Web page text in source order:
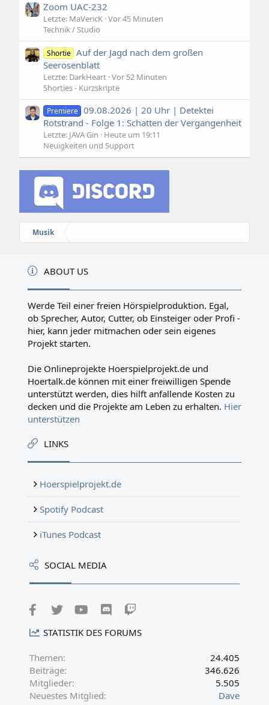
Zoom UAC-232
Letzte: MaVericK Vor 45 Minuten
Technik / Studio
Shortie Auf der Jagd nach dem großen
Seerosenblatt
Letzte: DarkHeart Vor 52 Minuten
Shorties - Kurzskripte
Premiere 09.08.2026 | 20 Uhr | Detektei
Rotstrand - Folge 1: Schatten der Vergangenheit
Letzte: JAVA Gin
Heute um 19:11
Neuigkeiten und Support
Musik
ABOUT US
Werde Teil einer freien Hörspielproduktion. Egal,
ob Sprecher, Autor, Cutter, ob Einsteiger oder Profi -
hier, kann jeder mitmachen oder sein eigenes
Projekt starten.
Die Onlineprojekte Hoerspielprojekt.de und
Hoertalk.de können mit einer freiwilligen Spende
unterstützt werden, dies hilft anfallende Kosten zu
decken und die Projekte am Leben zu erhalten. Hier
unterstützen
LINKS
Hoerspielprojekt.de
Spotify Podcast
iTunes Podcast
SOCIAL MEDIA
FacebookTwitter youtubeDiscord
STATISTIK DES FORUMS
Themen
24.405
Beiträge
346.626
Mitglieder
5.505
Neuestes Mitglied
Dave